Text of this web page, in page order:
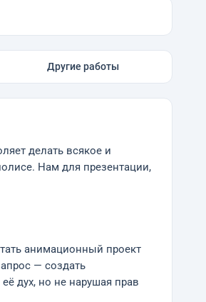
Другие работы
делать всякое и
Нам для презентации,
анимационный проект
— создать
дух, но не нарушая прав